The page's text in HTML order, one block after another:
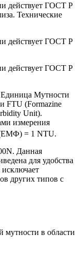
действует ГОСТ Р
Технические
действует ГОСТ Р
действует ГОСТ Р
Мутности
FTU (Formazine
Unit).
измерения
= 1 NTU.
Данная
для удобства
исключает
других типов с
мутности в области